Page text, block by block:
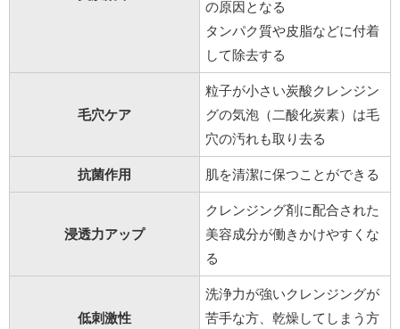
の原因となる
タンパク質や皮脂などに付着
して除去する
毛穴ケア
粒子が小さい炭酸クレンジン
グの気泡（二酸化炭素）は毛
穴の汚れも取り去る
抗菌作用 肌を清潔に保つことができる
浸透力アップ
クレンジング剤に配合された
美容成分が働きかけやすくな
る
低刺激性
洗浄力が強いクレンジングが
苦手な方、乾燥してしまう方